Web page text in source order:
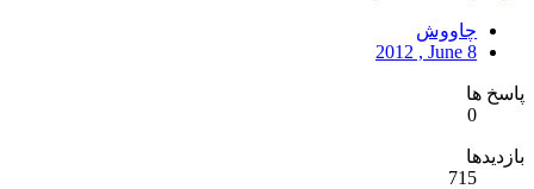
چاووش
2012 , June 8
پاسخ ها
0
بازدیدها
715